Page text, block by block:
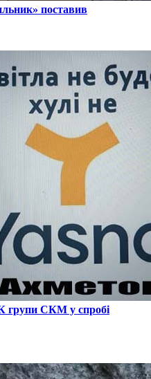
поставив
групи СКМ у спробі